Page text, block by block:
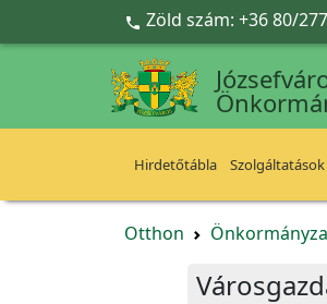
Ugrás a fő tartalomra
 Zöld szám: +36 80/
Hirdetőtábla
Otthon